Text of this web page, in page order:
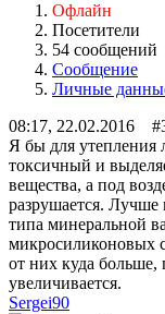
Офлайн
Посетители
54 сообщений
Сообщение
Личные
08:17, 22.02.2016
Я бы для утепления
токсичный и
вещества, а под
разрушается. Лучше
типа минеральной
микросиликоновых
от них куда больше,
увеличивается.
Sergei90